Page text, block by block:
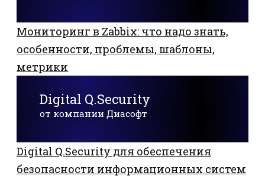
Мониторинг в Zabbix: что надо знать,
особенности, проблемы, шаблоны,
метрики
Digital Q.Security
от компании Диасофт
Digital Q.Security для обеспечения
безопасности информационных систем